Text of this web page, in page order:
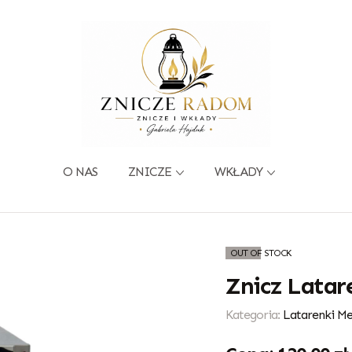
O NAS ZNICZE WKŁADY
OUT OF STOCK
Znicz
Kategoria: Latarenki